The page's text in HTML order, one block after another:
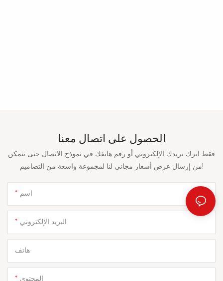
الحصول على اتصال معنا
فقط اترك بريدك الإلكتروني أو رقم هاتفك في نموذج الاتصال حتى نتمكن
من إرسال عرض أسعار مجاني لنا لمجموعة واسعة من التصاميم!
اسم
البريد الإلكتروني
هاتف
المحتوى